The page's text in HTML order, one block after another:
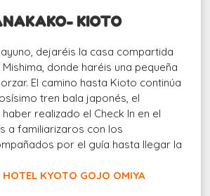
KIOTO
dejaréis la casa compartida
donde haréis una pequeña
El camino hasta Kioto continúa
tren bala japonés, el
haber realizado el Check In en el
a familiarizaros con los
por el guía hasta llegar la
HOTEL KYOTO GOJO OMIYA